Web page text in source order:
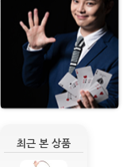
최근 본 상품